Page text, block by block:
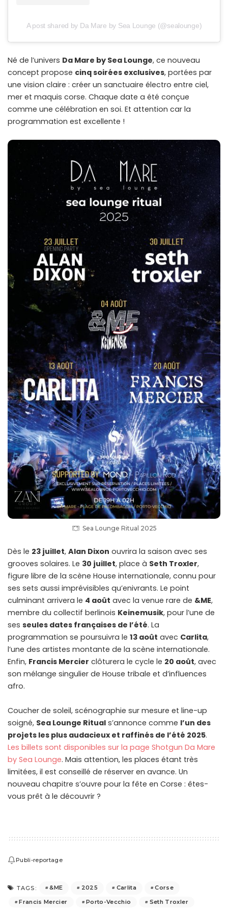
A post shared by Da Mare by Sea Lounge (@sealounge)
Né de l’univers Da Mare by Sea Lounge, ce nouveau
concept propose cinq soirées exclusives, portées par
une vision claire : créer un sanctuaire électro entre ciel,
mer et maquis corse. Chaque date a été conçue
comme une célébration en soi. Et attention car la
programmation est excellente !
Sea Lounge Ritual 2025
Dès le 23 juillet, Alan Dixon ouvrira la saison avec ses
grooves solaires. Le 30 juillet, place à Seth Troxler,
figure libre de la scène House internationale, connu pour
ses sets aussi imprévisibles qu’enivrants. Le point
culminant arrivera le 4 août avec la venue rare de &ME,
membre du collectif berlinois Keinemusik, pour l’une de
ses seules dates françaises de l’été. La
programmation se poursuivra le 13 août avec Carlita,
l’une des artistes montante de la scène internationale.
Enfin, Francis Mercier clôturera le cycle le 20 août, avec
son mélange singulier de House tribale et d’influences
afro.
Coucher de soleil, scénographie sur mesure et line-up
soigné, Sea Lounge Ritual s’annonce comme l’un des
projets les plus audacieux et raffinés de l’été 2025.
Les billets sont disponibles sur la page Shotgun Da Mare
by Sea Lounge. Mais attention, les places étant très
limitées, il est conseillé de réserver en avance. Un
nouveau chapitre s’ouvre pour la fête en Corse : êtes-
vous prêt à le découvrir ?
Publi-reportage
TAGS: &ME 2025 Carlita
Corse
Francis Mercier
Porto-Vecchio Seth Troxler